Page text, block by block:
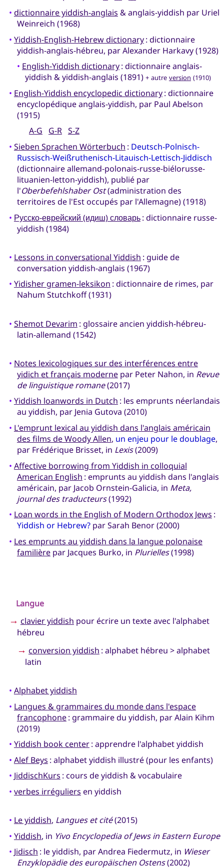
• dictionnaire yiddish-anglais & anglais-yiddish par Uriel
Weinreich (1968)
• Yiddish-English-Hebrew dictionary: dictionnaire
yiddish-anglais-hébreu, par Alexander Harkavy (1928)
• English-Yiddish dictionary: dictionnaire anglais-
yiddish & yiddish-anglais (1891) + autre version (1910)
• English-Yiddish encyclopedic dictionary: dictionnaire
encyclopédique anglais-yiddish, par Paul Abelson
(1915)
A-G
G-R S-Z
• Sieben Sprachen Wörterbuch : Deutsch-Polnisch-
Russisch-Weißruthenisch-Litauisch-Lettisch-Jiddisch
(dictionnaire allemand-polonais-russe-biélorusse-
lituanien-letton-yiddish), publié par
l'Oberbefehlshaber Ost(administration des
territoires de l'Est occupés par l'Allemagne) (1918)
• Русско-еврейский (идиш) словарь: dictionnaire russe-
yiddish (1984)
• Lessons in conversational Yiddish : guide de
conversation yiddish-anglais (1967)
• Yidisher gramen-leksikon : dictionnaire de rimes, par
Nahum Stutchkoff (1931)
• Shemot Devarim : glossaire ancien yiddish-hébreu-
latin-allemand (1542)
• Notes lexicologiques sur des interférences entre
yidich et français modernepar Peter Nahon, in Revue
de linguistique romane(2017)
• Yiddish loanwords in Dutch : les emprunts néerlandais
au yiddish, par Jenia Gutova (2010)
• L'emprunt lexical au yiddish dans l'anglais américain
des films de Woody Allen, un enjeu pour le doublage,
par Frédérique Brisset, in Lexis(2009)
• Affective borrowing from Yiddish in colloquial
American English : emprunts au yiddish dans l'anglais
américain, par Jacob Ornstein-Galicia, in Meta,
journal des traducteurs(1992)
• Loan words in the English of Modern Orthodox Jews :
Yiddish or Hebrew?par Sarah Benor (2000)
• Les emprunts au yiddish dans la langue polonaise
familièrepar Jacques Burko, in Plurielles(1998)
Langue
→ clavier yiddish pour écrire un texte avec l'alphabet
hébreu
→ conversion yiddish : alphabet hébreu > alphabet
latin
• Alphabet yiddish
• Langues & grammaires du monde dans l'espace
francophone: grammaire du yiddish, par Alain Kihm
(2019)
• Yiddish book center: apprendre l'alphabet yiddish
• Alef Beys : alphabet yiddish illustré (pour les enfants)
• JiddischKurs : cours de yiddish & vocabulaire
• verbes irréguliers en yiddish
• Le yiddish, Langues et cité(2015)
• Yiddish, in Yivo Encyclopedia of Jews in Eastern Europe
• Jidisch : le yiddish, par Andrea Fiedermutz, in Wieser
Enzyklopädie des europäischen Ostens(2002)